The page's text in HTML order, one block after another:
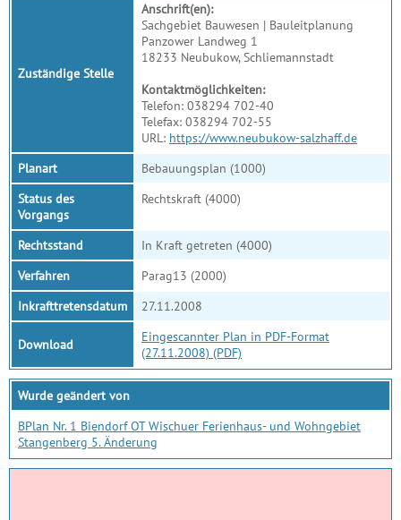
Zuständige Stelle
Anschrift(en):
Sachgebiet Bauwesen | Bauleitplanung
Panzower Landweg 1
18233 Neubukow, Schliemannstadt
Kontaktmöglichkeiten:
Telefon: 038294 702-40
Telefax: 038294 702-55
URL: https://www.neubukow-salzhaff.de
Planart
Bebauungsplan (1000)
Status des
Vorgangs
Rechtskraft (4000)
Rechtsstand
In Kraft getreten (4000)
Verfahren
Parag13 (2000)
Inkrafttretensdatum
27.11.2008
Download
Eingescannter Plan in PDF-Format
(27.11.2008) (PDF)
Wurde geändert von
BPlan Nr. 1 Biendorf OT Wischuer Ferienhaus- und Wohngebiet
Stangenberg 5. Änderung